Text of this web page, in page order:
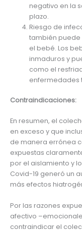
negativo en la
plazo.
Riesgo de
también puede
el bebé. Los
inmaduros y
como el
enfermedades
Contraindicaciones:
En resumen, el
en exceso y que
de manera errónea
expuestas
por el aislamiento y
Covid-19 generó un
más efectos
Por las razones
afectivo
contraindicar el